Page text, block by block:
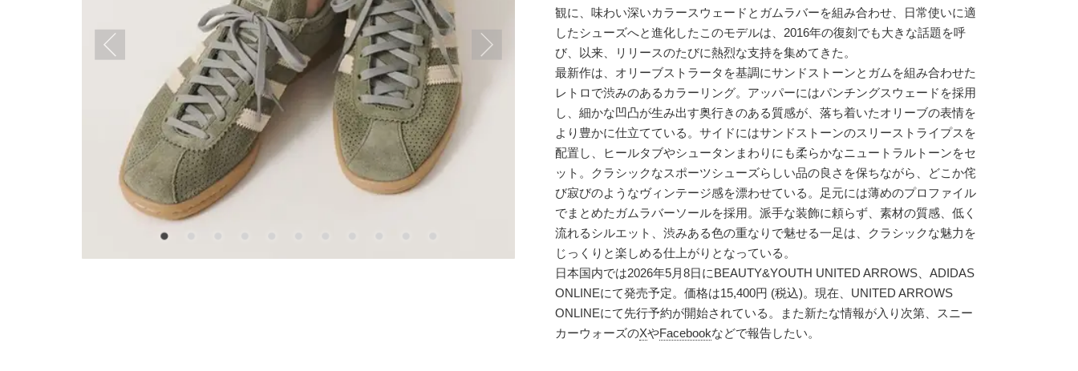
観に、味わい深いカラースウェードとガムラバーを組み合わせ、日常使いに適
したシューズへと進化したこのモデルは、2016年の復刻でも大きな話題を呼
び、以来、リリースのたびに熱烈な支持を集めてきた。
最新作は、オリーブストラータを基調にサンドストーンとガムを組み合わせた
レトロで渋みのあるカラーリング。アッパーにはパンチングスウェードを採用
し、細かな凹凸が生み出す奥行きのある質感が、落ち着いたオリーブの表情を
より豊かに仕立てている。サイドにはサンドストーンのスリーストライプスを
配置し、ヒールタブやシュータンまわりにも柔らかなニュートラルトーンをセ
ット。クラシックなスポーツシューズらしい品の良さを保ちながら、どこか侘
び寂びのようなヴィンテージ感を漂わせている。足元には薄めのプロファイル
でまとめたガムラバーソールを採用。派手な装飾に頼らず、素材の質感、低く
流れるシルエット、渋みある色の重なりで魅せる一足は、クラシックな魅力を
じっくりと楽しめる仕上がりとなっている。
日本国内では2026年5月8日にBEAUTY&YOUTH UNITED ARROWS、ADIDAS
ONLINEにて発売予定。価格は15,400円 (税込)。現在、UNITED ARROWS
ONLINEにて先行予約が開始されている。また新たな情報が入り次第、スニー
カーウォーズのXやFacebookなどで報告したい。